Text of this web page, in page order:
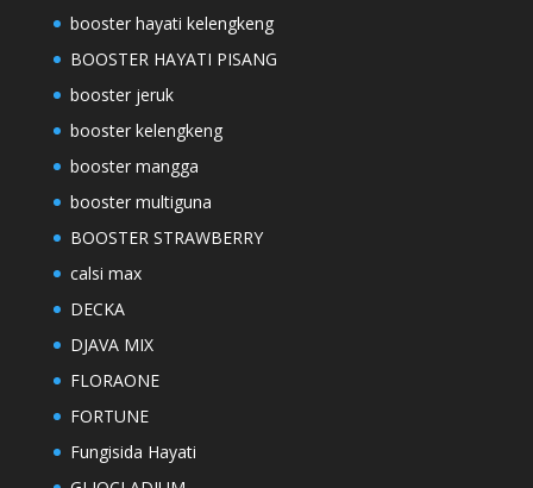
booster hayati kelengkeng
BOOSTER HAYATI PISANG
booster jeruk
booster kelengkeng
booster mangga
booster multiguna
BOOSTER STRAWBERRY
calsi max
DECKA
DJAVA MIX
FLORAONE
FORTUNE
Fungisida Hayati